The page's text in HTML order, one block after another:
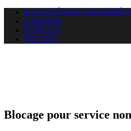
SI VOUS ÊTES LE
A PROPOS
CONTACT
ENGLISH
Blocage pour service